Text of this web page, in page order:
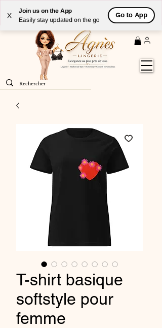
X
Join us on the App
Easily stay updated on the go
Go to App
Livraison GRATUITE(à partir de 59€) à domicile par
Colissimo en France métropolitaine
T-shirt basique
softstyle pour
femme